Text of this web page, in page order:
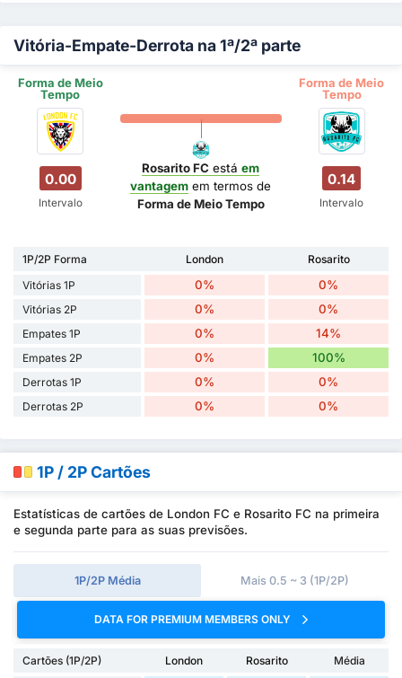
Vitória-Empate-Derrota na 1ª/2ª parte
Forma de Meio
Tempo
Forma de Meio
Tempo
0.00
Intervalo
Rosarito FC estáem
vantagem em termos de
Forma de Meio Tempo
0.14
Intervalo
1P/2P Forma London
Rosarito
Vitórias 1P
0% 0%
Vitórias 2P 0% 0%
Empates 1P 0% 14%
Empates 2P 0% 100%
Derrotas 1P 0% 0%
Derrotas 2P 0% 0%
1P / 2P Cartões
Estatísticas de cartões de London FC e Rosarito FC na primeira
e segunda parte para as suas previsões.
1P/2P Média Mais 0.5 ~ 3 (1P/2P)
DATA FOR PREMIUM MEMBERS ONLY
Cartões (1P/2P) London Rosarito
Média